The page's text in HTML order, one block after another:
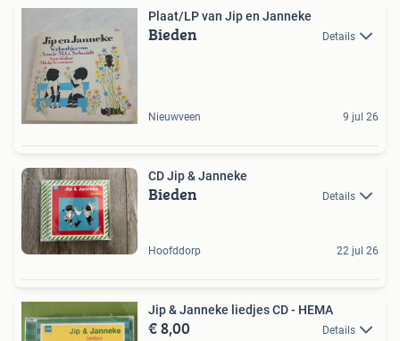
Plaat/LP van Jip en Janneke
Bieden Details
Nieuwveen 9 jul 26
CD Jip & Janneke
Bieden Details
Hoofddorp 22 jul 26
Jip & Janneke liedjes CD - HEMA
€ 8,00 Details